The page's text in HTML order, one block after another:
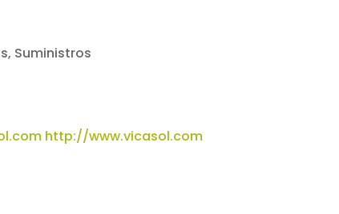
Suministros
http://www.vicasol.com